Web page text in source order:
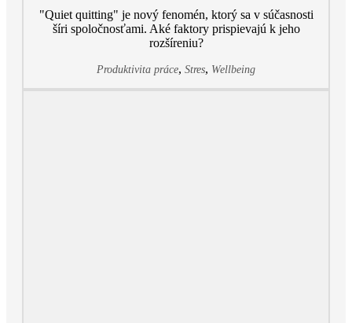
"Quiet quitting" je nový fenomén, ktorý sa v súčasnosti
šíri spoločnosťami. Aké faktory prispievajú k jeho
rozšíreniu?
Produktivita práce, Stres, Wellbeing